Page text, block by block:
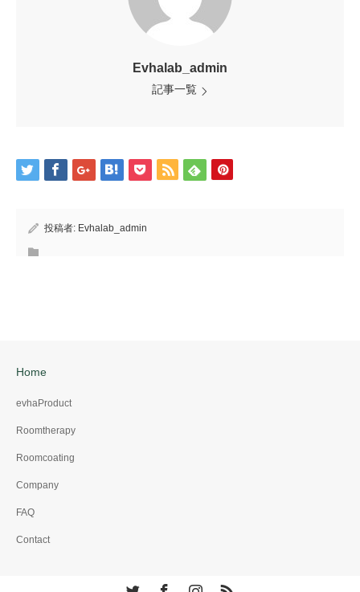
Evhalab_admin
記事一覧
投稿者: Evhalab_admin
Home
evhaProduct
Roomtherapy
Roomcoating
Company
FAQ
Contact